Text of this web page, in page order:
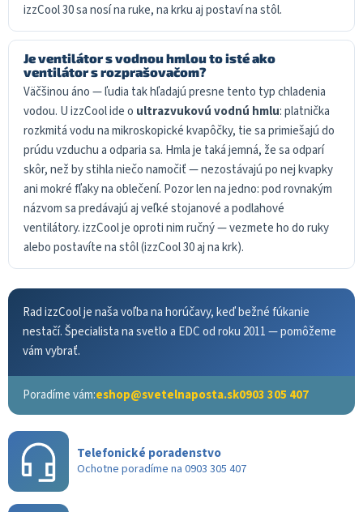
izzCool 30 sa nosí na ruke, na krku aj postaví na stôl.
Je ventilátor s vodnou hmlou to isté ako
ventilátor s rozprašovačom?
Väčšinou áno — ľudia tak hľadajú presne tento typ chladenia
vodou. U izzCool ide o ultrazvukovú vodnú hmlu: platnička
rozkmitá vodu na mikroskopické kvapôčky, tie sa primiešajú do
prúdu vzduchu a odparia sa. Hmla je taká jemná, že sa odparí
skôr, než by stihla niečo namočiť — nezostávajú po nej kvapky
ani mokré fľaky na oblečení. Pozor len na jedno: pod rovnakým
názvom sa predávajú aj veľké stojanové a podlahové
ventilátory. izzCool je oproti nim ručný — vezmete ho do ruky
alebo postavíte na stôl (izzCool 30 aj na krk).
Rad izzCool je naša voľba na horúčavy, keď bežné fúkanie
nestačí. Špecialista na svetlo a EDC od roku 2011 — pomôžeme
vám vybrať.
Poradíme vám:eshop@svetelnaposta.sk0903 305 407
Telefonické poradenstvo
Ochotne poradíme na 0903 305 407